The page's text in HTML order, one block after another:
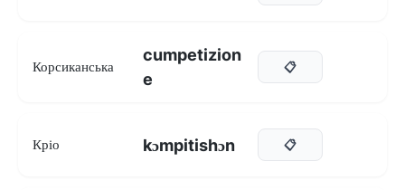
Корсиканська
cumpetizion
e
📋
Кріо kɔmpitishɔn 📋